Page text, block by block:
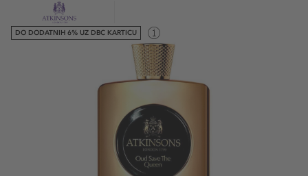
DO DODATNIH 6% UZ DBC KARTICU